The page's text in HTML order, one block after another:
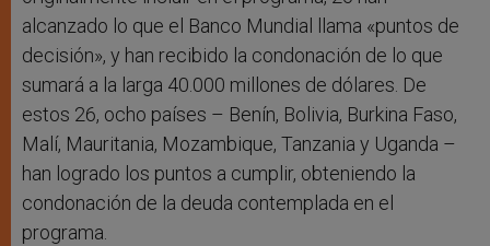
alcanzado lo que el Banco Mundial llama «puntos de
decisión», y han recibido la condonación de lo que
sumará a la larga 40.000 millones de dólares. De
estos 26, ocho países – Benín, Bolivia, Burkina Faso,
Malí, Mauritania, Mozambique, Tanzania y Uganda –
han logrado los puntos a cumplir, obteniendo la
condonación de la deuda contemplada en el
programa.